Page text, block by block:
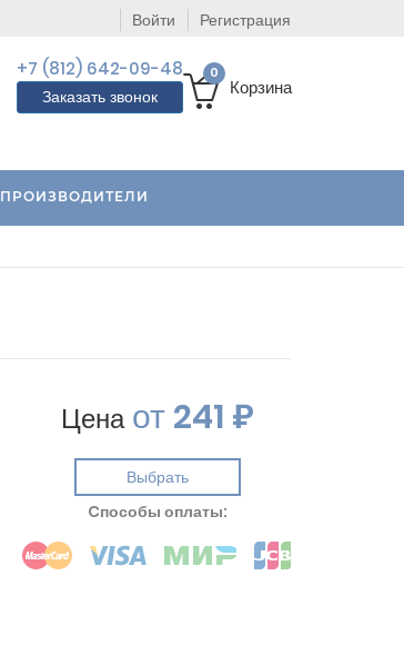
Войти Регистрация
+7 (812) 642-09-48
Заказать звонок
0
Корзина
ПРОИЗВОДИТЕЛИ
Ценаот241 ₽
Выбрать
Cпособы оплаты: